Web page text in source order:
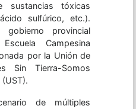
tóxicas
sulfúrico, etc.).
provincial
Campesina
por la Unión de
Sin Tierra-Somos
de múltiples